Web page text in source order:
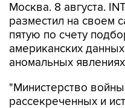
Москва. 8 августа.
разместил на своем
пятую по счету
американских
аномальных
"Министерство
рассекреченных и